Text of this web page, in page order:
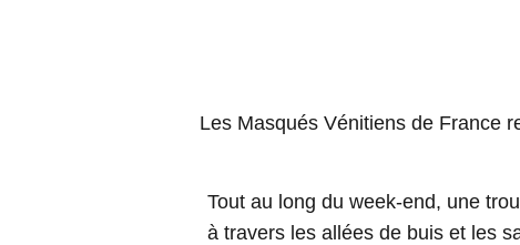
Les Masqués Vénitiens de France
Tout au long du week-end, une
à travers les allées de buis et les